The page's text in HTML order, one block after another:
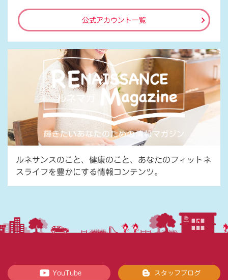
公式アカウント一覧
ルネサンスのこと、健康のこと、あなたのフィットネ
スライフを豊かにする情報コンテンツ。
YouTube スタッフブログ